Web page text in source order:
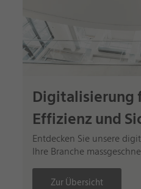
Digitalisierung
Effizienz und
Entdecken Sie unsere
Ihre Branche
Zur Übersicht